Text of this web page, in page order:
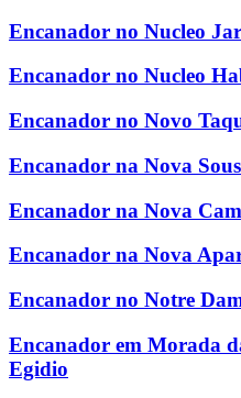
Encanador no Nucleo
Encanador no Nucleo
Encanador no Novo
Encanador na Nova
Encanador na Nova
Encanador na Nova
Encanador no Notre
Encanador em Morada
Egidio